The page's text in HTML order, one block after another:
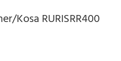
kosa RURISRR400